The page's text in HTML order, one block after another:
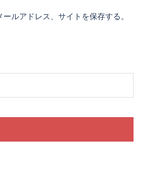
ルアドレス、サイトを保存する。